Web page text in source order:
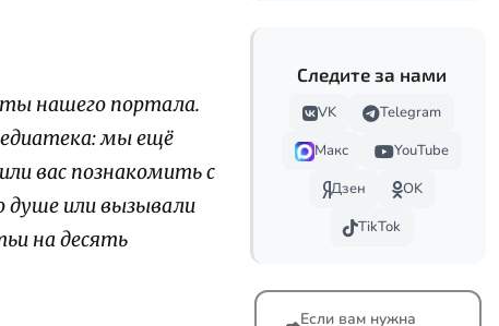
нашего портала.
мы ещё
вас познакомить с
или вызывали
на десять
Следите за нами
VK
Telegram
Макс
YouTube
Дзен
OK
TikTok
Если вам нужна